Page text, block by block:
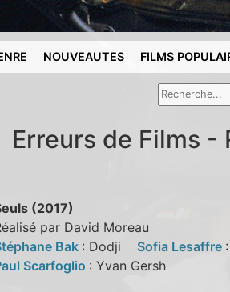
NOUVEAUTES FILMS
Erreurs de Films -
(2017)
par David Moreau
Bak : Dodji Sofia Lesaffre
Scarfoglio : Yvan Gersh